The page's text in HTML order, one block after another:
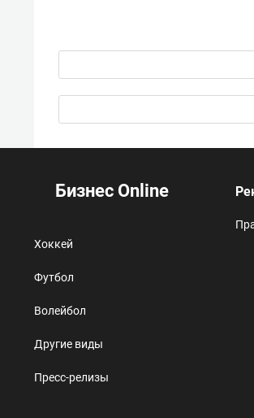
Бизнес Online
Хоккей
Футбол
Волейбол
Другие виды
Пресс-релизы